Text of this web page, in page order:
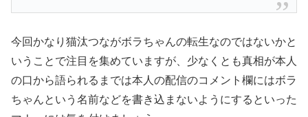
今回かなり猫汰つながボラちゃんの転生なのではないかと
いうことで注目を集めていますが、少なくとも真相が本人
の口から語られるまでは本人の配信のコメント欄にはボラ
ちゃんという名前などを書き込まないようにするといった